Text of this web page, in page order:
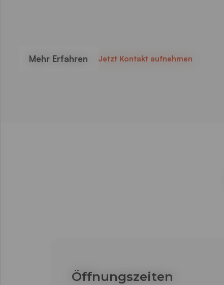
Mehr Erfahren Jetzt Kontakt aufnehmen
Öffnungszeiten